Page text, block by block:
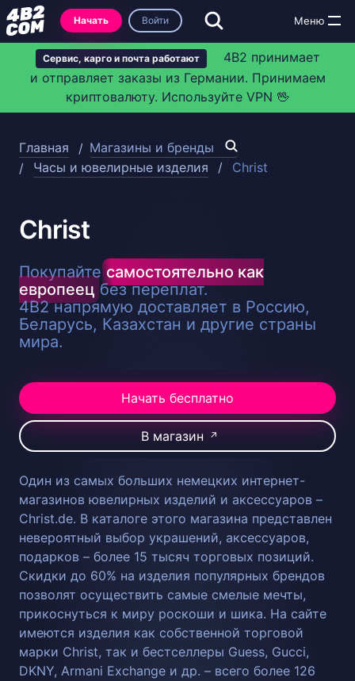
Сервис, карго и почта работают
4B2 принимает
и отправляет заказы из Германии. Принимаем
криптовалюту. Используйте VPN 🖖
Начать Войти
Главная
Магазины и бренды
Часы и ювелирные изделия
Christ
Christ
Покупайтесамостоятельно как
европеец без переплат.
4B2 напрямую доставляет в Россию,
Беларусь, Казахстан и другие страны
мира.
Начать бесплатно
В магазин ↗
Один из самых больших немецких интернет-
магазинов ювелирных изделий и аксессуаров –
Christ.de. В каталоге этого магазина представлен
невероятный выбор украшений, аксессуаров,
подарков – более 15 тысяч торговых позиций.
Скидки до 60% на изделия популярных брендов
позволят осуществить самые смелые мечты,
прикоснуться к миру роскоши и шика. На сайте
имеются изделия как собственной торговой
марки Christ, так и бестселлеры Guess, Gucci,
DKNY, Armani Exchange и др. – всего более 126